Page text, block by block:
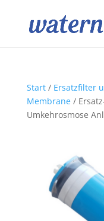
Start/ Ersatzfilter
Membrane/
Umkehrosmose